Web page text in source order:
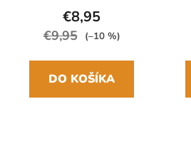
€8,95
€9,95 (–10 %)
DO KOŠÍKA